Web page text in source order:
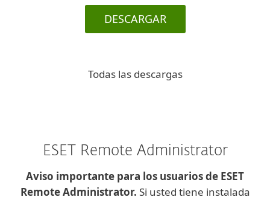
DESCARGAR
Todas las descargas
ESET Remote Administrator
Aviso importante para los usuarios de ESET
Remote Administrator. Si usted tiene instalada